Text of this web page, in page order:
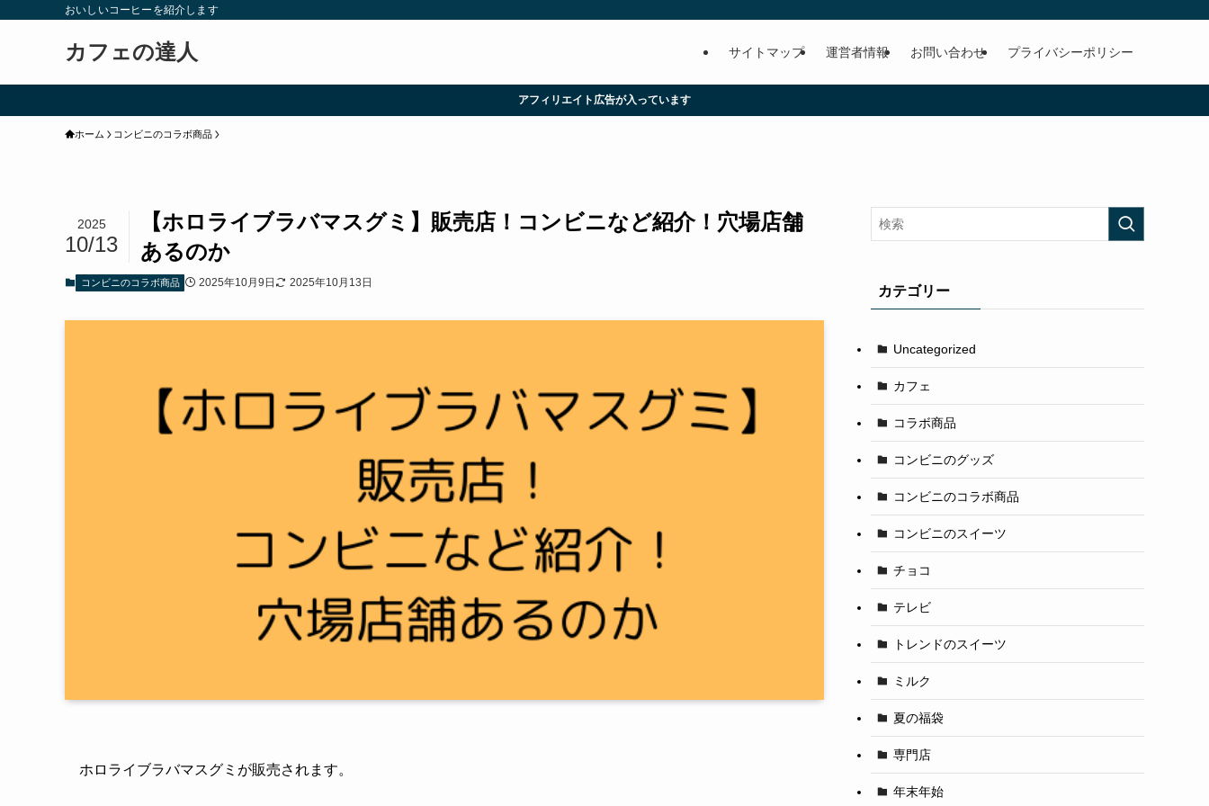
おいしいコーヒーを紹介します
カフェの達人 サイトマップ 運営者情報 お問い合わせ プライバシーポリシー
アフィリエイト広告が入っています
ホーム コンビニのコラボ商品
【ホロライブラバマスグミ】販売店！コンビニなど紹介！穴場店舗
あるのか
2025
10/13
コンビニのコラボ商品 2025年10月9日 2025年10月13日
ホロライブラバマスグミが販売されます。
カテゴリー
Uncategorized
カフェ
コラボ商品
コンビニのグッズ
コンビニのコラボ商品
コンビニのスイーツ
チョコ
テレビ
トレンドのスイーツ
ミルク
夏の福袋
専門店
年末年始